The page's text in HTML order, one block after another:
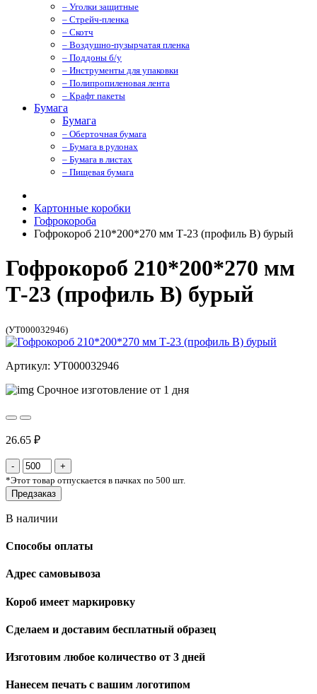
– Уголки защитные
– Стрейч-пленка
– Скотч
– Воздушно-пузырчатая пленка
– Поддоны б/у
– Инструменты для упаковки
– Полипропиленовая лента
– Крафт пакеты
Бумага
Бумага
– Оберточная бумага
– Бумага в рулонах
– Бумага в листах
– Пищевая бумага
Картонные коробки
Гофрокороба
Гофрокороб 210*200*270 мм Т-23 (профиль B) бурый
Гофрокороб 210*200*270 мм
Т-23 (профиль B) бурый
(УТ000032946)
Артикул: УТ000032946
Срочное изготовление от 1 дня
26.65 ₽
*Этот товар отпускается в пачках по 500 шт.
Предзаказ
В наличии
Способы оплаты
Адрес самовывоза
Короб имеет маркировку
Сделаем и доставим бесплатный образец
Изготовим любое количество от 3 дней
Нанесем печать с вашим логотипом